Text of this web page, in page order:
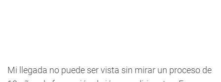
Mi llegada no puede ser vista sin mirar un proceso de